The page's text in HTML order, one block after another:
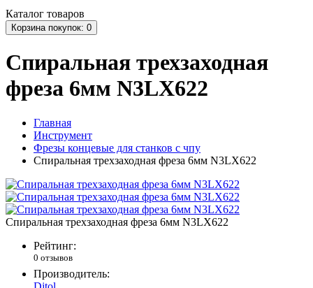
Каталог товаров
Корзинапокупок: 0
Спиральная трехзаходная
фреза 6мм N3LX622
Главная
Инструмент
Фрезы концевые для станков с чпу
Спиральная трехзаходная фреза 6мм N3LX622
Спиральная трехзаходная фреза 6мм N3LX622
Рейтинг:
0 отзывов
Производитель: